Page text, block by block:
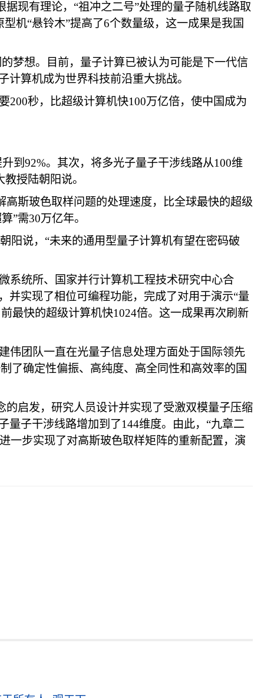
现有理论，“祖冲之二号”处理的量子随机线路取
机“悬铃木”提高了6个数量级，这一成果是我国
梦想。目前，量子计算已被认为可能是下一代信
算机成为世界科技前沿重大挑战。
200秒，比超级计算机快100万亿倍，使中国成为
到92%。其次，将多光子量子干涉线路从100维
授陆朝阳说。
高斯玻色取样问题的处理速度，比全球最快的超级
”需30万亿年。
阳说，“未来的通用型量子计算机有望在密码破
系统所、国家并行计算机工程技术研究中心合
并实现了相位可编程功能，完成了对用于演示“量
最快的超级计算机快1024倍。这一成果再次刷新
伟团队一直在光量子信息处理方面处于国际领先
了确定性偏振、高纯度、高全同性和高效率的国
启发，研究人员设计并实现了受激双模量子压缩
量子干涉线路增加到了144维度。由此，“九章二
一步实现了对高斯玻色取样矩阵的重新配置，演